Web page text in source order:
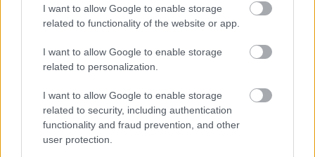
I want to allow Google to enable storage
related to functionality of the website or app.
I want to allow Google to enable storage
related to personalization.
I want to allow Google to enable storage
related to security, including authentication
functionality and fraud prevention, and other
user protection.
Jókai Anna
Székelyudvarhelyen szintén csaknem egyhetes
rendezvénysorozatot tartanak a magyar kultúra
napja alkalmából. A programot képzőművészeti
kiállítások, komolyzenei koncertek és filmvetítések
színesítik.